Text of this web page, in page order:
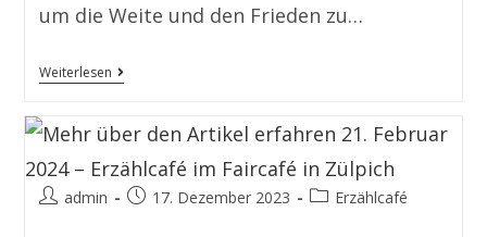
um die Weite und den Frieden zu…
Weiterlesen
admin 17. Dezember 2023 Erzählcafé